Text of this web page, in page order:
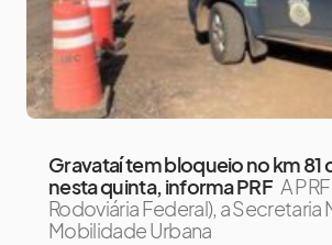
Gravataí tem bloqueio no km 81
nesta quinta, informa PRF A
Rodoviária Federal), a Secretaria
Mobilidade Urbana